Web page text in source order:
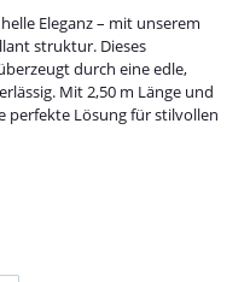
Eleganz – mit unserem
struktur. Dieses
durch eine edle,
Mit 2,50 m Länge und
perfekte Lösung für stilvollen